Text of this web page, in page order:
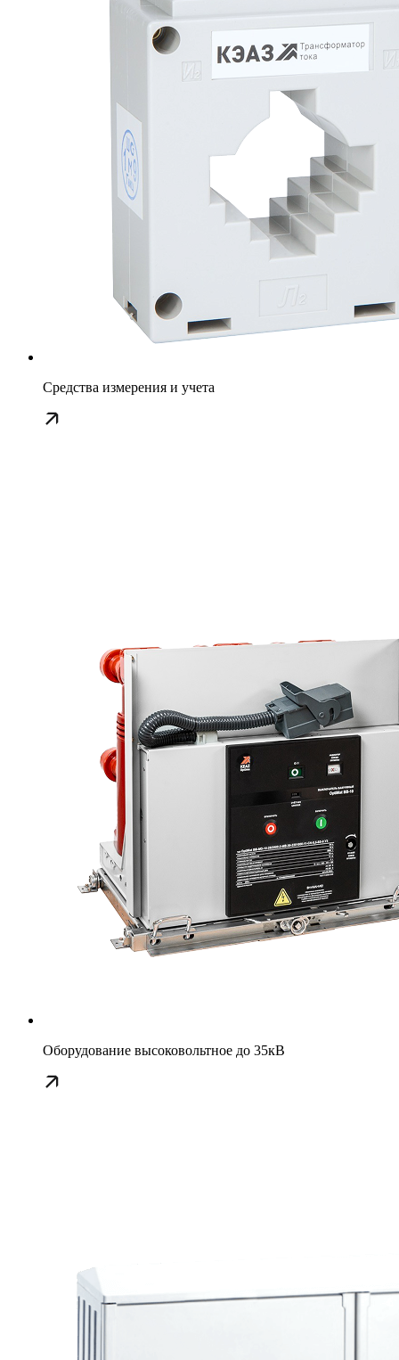
Средства измерения и учета
Оборудование высоковольтное до 35кВ